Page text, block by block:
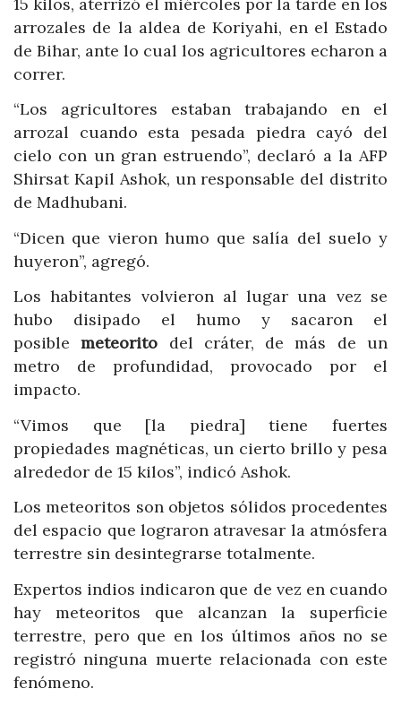
arrozales de la aldea de Koriyahi, en el Estado
de Bihar, ante lo cual los agricultores echaron a
correr.
“Los agricultores estaban trabajando en el
arrozal cuando esta pesada piedra cayó del
cielo con un gran estruendo”, declaró a la AFP
Shirsat Kapil Ashok, un responsable del distrito
de Madhubani.
“Dicen que vieron humo que salía del suelo y
huyeron”, agregó.
Los habitantes volvieron al lugar una vez se
hubo disipado el humo y sacaron el
posiblemeteorito del cráter, de más de un
metro de profundidad, provocado por el
impacto.
“Vimos que [la piedra] tiene fuertes
propiedades magnéticas, un cierto brillo y pesa
alrededor de 15 kilos”, indicó Ashok.
Los meteoritos son objetos sólidos procedentes
del espacio que lograron atravesar la atmósfera
terrestre sin desintegrarse totalmente.
Expertos indios indicaron que de vez en cuando
hay meteoritos que alcanzan la superficie
terrestre, pero que en los últimos años no se
registró ninguna muerte relacionada con este
fenómeno.